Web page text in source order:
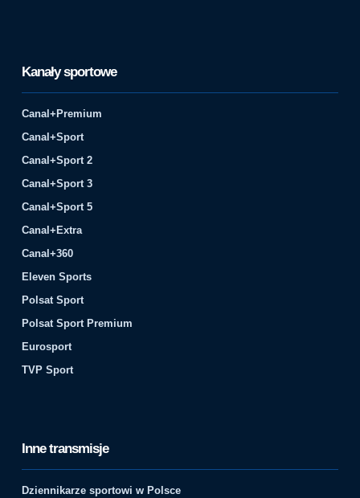
Kanały sportowe
Canal+Premium
Canal+Sport
Canal+Sport 2
Canal+Sport 3
Canal+Sport 5
Canal+Extra
Canal+360
Eleven Sports
Polsat Sport
Polsat Sport Premium
Eurosport
TVP Sport
Inne transmisje
Dziennikarze sportowi w Polsce